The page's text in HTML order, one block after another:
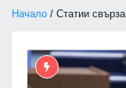
Начало / Статии